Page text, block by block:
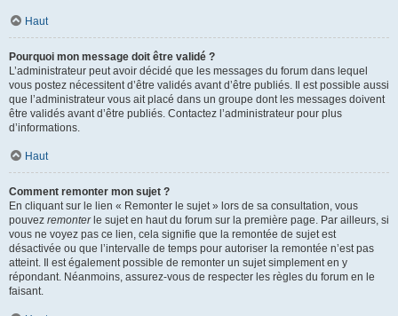
Haut
Pourquoi mon message doit être validé ?
L’administrateur peut avoir décidé que les messages du forum dans lequel
vous postez nécessitent d’être validés avant d’être publiés. Il est possible aussi
que l’administrateur vous ait placé dans un groupe dont les messages doivent
être validés avant d’être publiés. Contactez l’administrateur pour plus
d’informations.
Haut
Comment remonter mon sujet ?
En cliquant sur le lien « Remonter le sujet » lors de sa consultation, vous
pouvez remonterle sujet en haut du forum sur la première page. Par ailleurs, si
vous ne voyez pas ce lien, cela signifie que la remontée de sujet est
désactivée ou que l’intervalle de temps pour autoriser la remontée n’est pas
atteint. Il est également possible de remonter un sujet simplement en y
répondant. Néanmoins, assurez-vous de respecter les règles du forum en le
faisant.